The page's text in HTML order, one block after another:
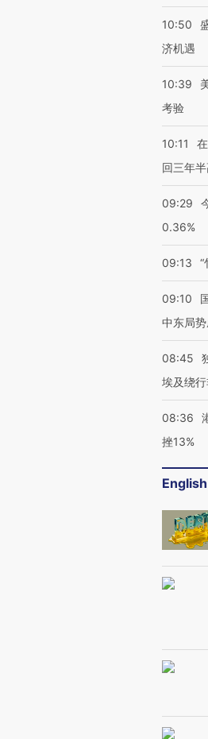
10:50
济机遇
10:39
考验
10:11
回三年
09:29
0.36%
09:13
09:10
中东局势
08:45
埃及绕
08:36
挫13%